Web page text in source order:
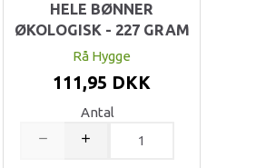
HELE BØNNER
ØKOLOGISK - 227 GRAM
Rå Hygge
111,95 DKK
Antal